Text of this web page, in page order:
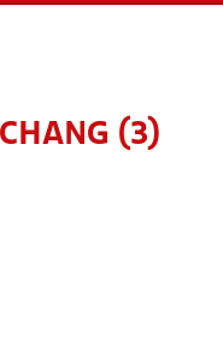
(3)